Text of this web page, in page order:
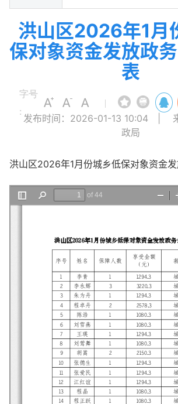
洪山区2026年1月
保对象资金发放政
表
字号
:
|
发布时间：2026-01-13 10:04
政局
洪山区2026年1月份城乡低保对象资金